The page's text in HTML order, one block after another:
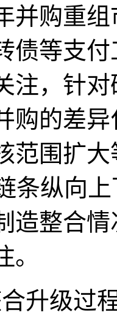
购重组
债等支
注，针
购的差
范围扩
条纵向
造整合
级过程